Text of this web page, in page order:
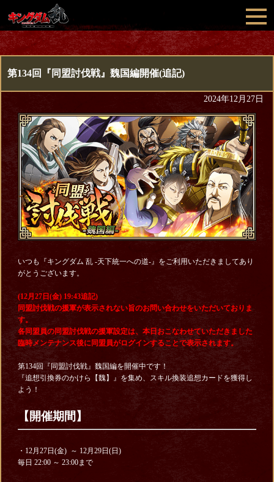
第134回『同盟討伐戦』魏国編開催(追記)
2024年12月27日
いつも『キングダム 乱 -天下統一への道-』をご利用いただきましてあり
がとうございます。
(12月27日(金) 19:43追記)
同盟討伐戦の援軍が表示されない旨のお問い合わせをいただいておりま
す。
各同盟員の同盟討伐戦の援軍設定は、本日おこなわせていただきました
臨時メンテナンス後に同盟員がログインすることで表示されます。
第134回『同盟討伐戦』魏国編を開催中です！
『追想引換券のかけら【魏】』を集め、スキル換装追想カードを獲得し
よう！
【開催期間】
・12月27日(金) ～ 12月29日(日)
毎日 22:00 ～ 23:00まで